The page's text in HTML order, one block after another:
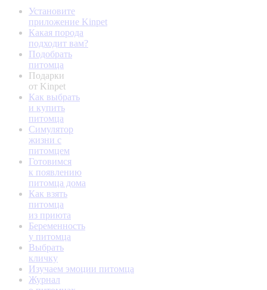
Установите
приложение Kinpet
Какая порода
подходит вам?
Подобрать
питомца
Подарки
от Kinpet
Как выбрать
и купить
питомца
Симулятор
жизни с
питомцем
Готовимся
к появлению
питомца дома
Как взять
питомца
из приюта
Беременность
у питомца
Выбрать
кличку
Изучаем эмоции питомца
Журнал